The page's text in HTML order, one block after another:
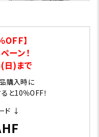
OFF】
ーン！
)まで
購入時に
と10％OFF！
ド ↓